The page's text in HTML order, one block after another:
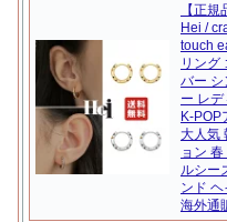
【正規
Hei /
touch
リング
バー シ
ー レ
K-POP
大人気
ョン
ルシー
ンド
海外通